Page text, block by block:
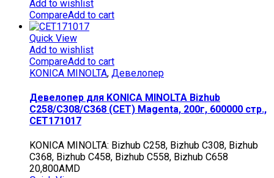
Add to wishlist
CompareAdd to cart
Quick View
Add to wishlist
CompareAdd to cart
KONICA MINOLTA, Девелопер
Девелопер для KONICA MINOLTA Bizhub
C258/C308/C368 (CET) Magenta, 200г, 600000 стр.,
CET171017
KONICA MINOLTA: Bizhub C258, Bizhub C308, Bizhub
C368, Bizhub C458, Bizhub C558, Bizhub C658
20,800AMD